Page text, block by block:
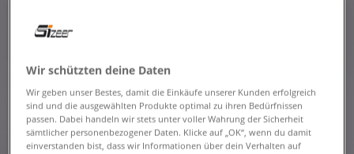
Wir schützten deine Daten
Wir geben unser Bestes, damit die Einkäufe unserer Kunden erfolgreich
sind und die ausgewählten Produkte optimal zu ihren Bedürfnissen
passen. Dabei handeln wir stets unter voller Wahrung der Sicherheit
sämtlicher personenbezogener Daten. Klicke auf „OK“, wenn du damit
einverstanden bist, dass wir Informationen über dein Verhalten auf